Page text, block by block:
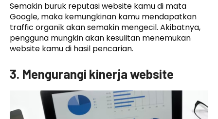
Semakin buruk reputasi website kamu di mata
Google, maka kemungkinan kamu mendapatkan
traffic organik akan semakin mengecil. Akibatnya,
pengguna mungkin akan kesulitan menemukan
website kamu di hasil pencarian.
3. Mengurangi kinerja website